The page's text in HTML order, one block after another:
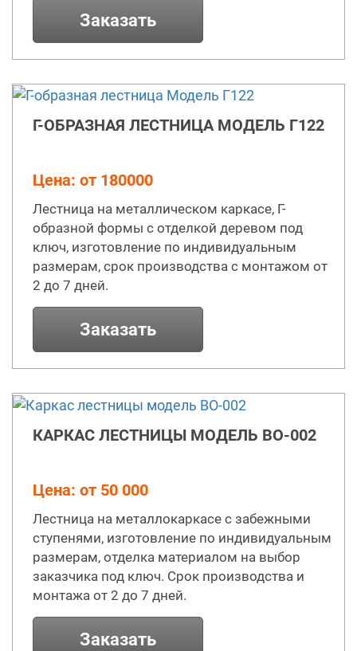
Заказать
Г-ОБРАЗНАЯ ЛЕСТНИЦА МОДЕЛЬ Г122
Цена: от 180000
Лестница на металлическом каркасе, Г-
образной формы с отделкой деревом под
ключ, изготовление по индивидуальным
размерам, срок производства с монтажом от
2 до 7 дней.
Заказать
КАРКАС ЛЕСТНИЦЫ МОДЕЛЬ ВО-002
Цена: от 50 000
Лестница на металлокаркасе с забежными
ступенями, изготовление по индивидуальным
размерам, отделка материалом на выбор
заказчика под ключ. Срок производства и
монтажа от 2 до 7 дней.
Заказать